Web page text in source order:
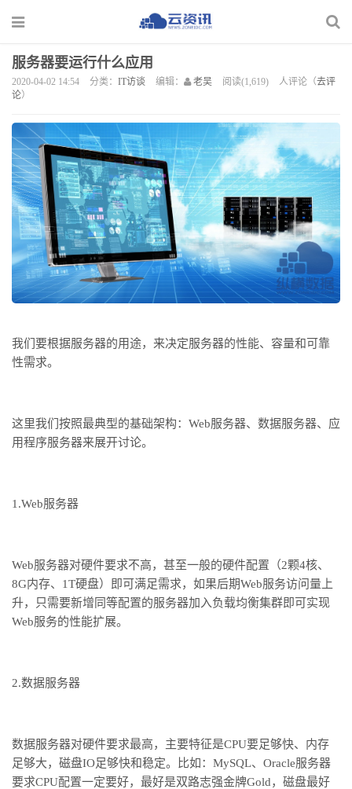
服务器要运行什么应用
2020-04-02 14:54 分类： IT访谈 编辑： 老吴 阅读(1,619) 人评论（去评
论）
我们要根据服务器的用途，来决定服务器的性能、容量和可靠
性需求。
这里我们按照最典型的基础架构： Web服务器、数据服务器、应
用程序服务器来展开讨论。
1.Web服务器
Web服务器对硬件要求不高，甚至一般的硬件配置（2颗4核、
8G内存、 1T硬盘）即可满足需求，如果后期Web服务访问量上
升，只需要新增同等配置的服务器加入负载均衡集群即可实现
Web服务的性能扩展。
2.数据服务器
数据服务器对硬件要求最高，主要特征是CPU要足够快、内存
足够大，磁盘IO足够快和稳定。比如： MySQL、 Oracle服务器
要求CPU配置一定要好，最好是双路志强金牌Gold，磁盘最好